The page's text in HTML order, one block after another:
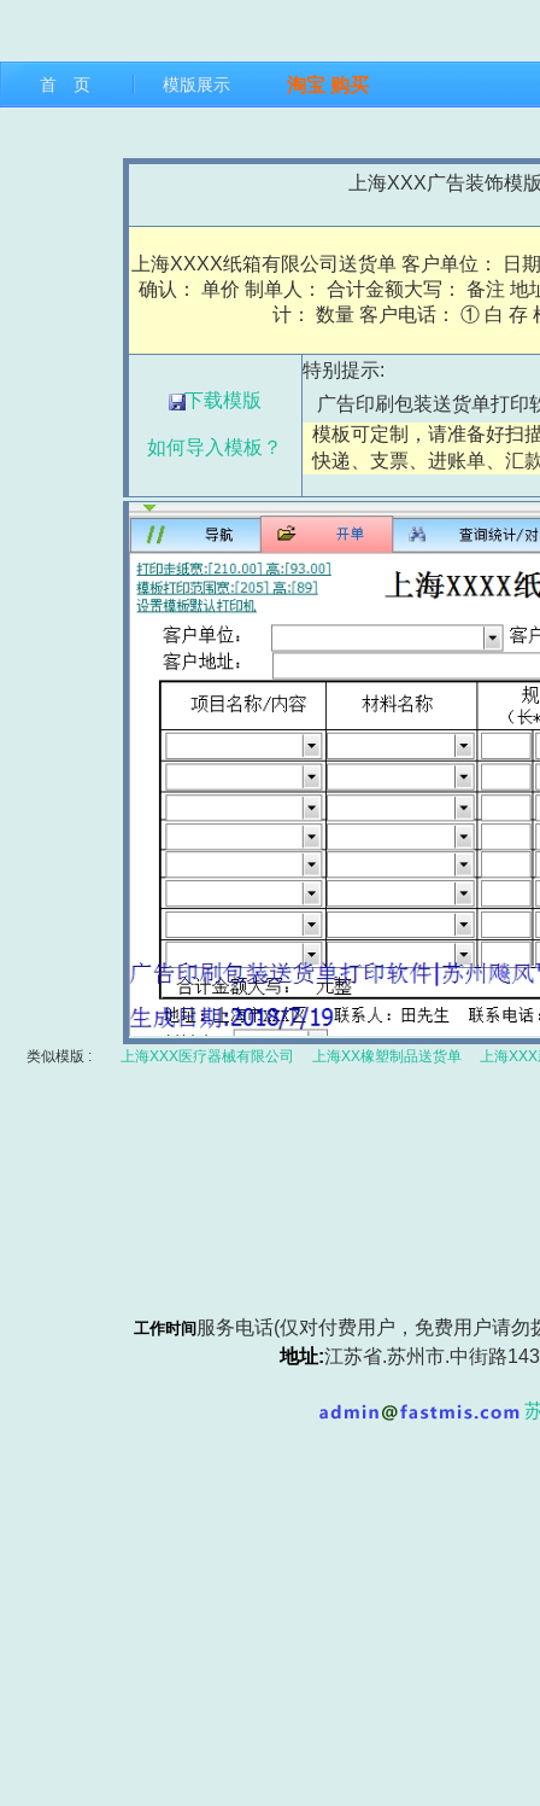
首 页 模版展示 淘宝 购买
上海XXX广告装饰模
上海XXXX纸箱有限公司送货单 客户单位： 日
确认： 单价 制单人： 合计金额大写： 备注
计： 数量 客户电话： ① 白 存
下载模版
如何导入模板？
特别提示:
广告印刷包装送货单打印
模板可定制，请准备好扫
快递、支票、进账单、汇
类似模版 : 上海XXX医疗器械有限公司 上海XX橡塑制品送货单 上海
工作时间服务电话(仅对付费用户，免费用户请勿
地址:江苏省.苏州市.中街路